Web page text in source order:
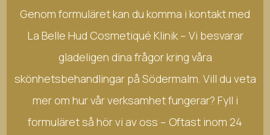
Genom formuläret kan du komma i kontakt med
La Belle Hud Cosmetiqué Klinik – Vi besvarar
gladeligen dina frågor kring våra
skönhetsbehandlingar på Södermalm. Vill du veta
mer om hur vår verksamhet fungerar? Fyll i
formuläret så hör vi av oss – Oftast inom 24